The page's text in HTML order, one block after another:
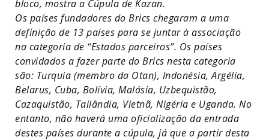
bloco, mostra a Cúpula de Kazan.
Os países fundadores do Brics chegaram a uma
definição de 13 países para se juntar à associação
na categoria de “Estados parceiros”. Os países
convidados a fazer parte do Brics nesta categoria
são: Turquia (membro da Otan), Indonésia, Argélia,
Belarus, Cuba, Bolívia, Malásia, Uzbequistão,
Cazaquistão, Tailândia, Vietnã, Nigéria e Uganda. No
entanto, não haverá uma oficialização da entrada
destes países durante a cúpula, já que a partir desta